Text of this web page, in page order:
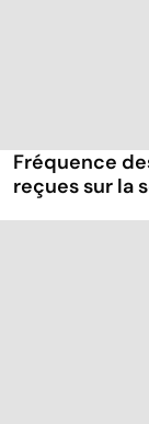
Fréquence
reçues sur la